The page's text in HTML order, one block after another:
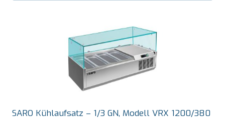
SARO Kühlaufsatz – 1/3 GN, Modell VRX 1200/380